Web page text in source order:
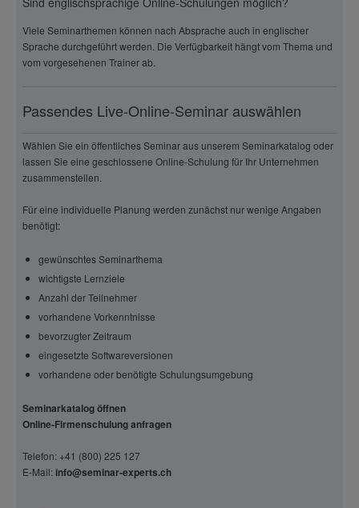
Viele Seminarthemen können nach Absprache auch in englischer
Sprache durchgeführt werden. Die Verfügbarkeit hängt vom Thema und
vom vorgesehenen Trainer ab.
Passendes Live-Online-Seminar auswählen
Wählen Sie ein öffentliches Seminar aus unserem Seminarkatalog oder
lassen Sie eine geschlossene Online-Schulung für Ihr Unternehmen
zusammenstellen.
Für eine individuelle Planung werden zunächst nur wenige Angaben
benötigt:
gewünschtes Seminarthema
wichtigste Lernziele
Anzahl der Teilnehmer
vorhandene Vorkenntnisse
bevorzugter Zeitraum
eingesetzte Softwareversionen
vorhandene oder benötigte Schulungsumgebung
Seminarkatalog öffnen
Online-Firmenschulung anfragen
Telefon: +41 (800) 225 127
E-Mail: info@seminar-experts.ch